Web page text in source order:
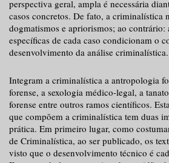
perspectiva geral, ampla é necessária
casos concretos. De fato, a criminalística
dogmatismos e apriorismos; ao contrário:
específicas de cada caso condicionam o
desenvolvimento da análise criminalística.
Integram a criminalística a antropologia
forense, a sexologia médico-legal, a
forense entre outros ramos científicos.
que compõem a criminalística tem duas
prática. Em primeiro lugar, como
de Criminalística, ao ser publicado, os
visto que o desenvolvimento técnico é